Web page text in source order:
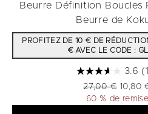
Beurre Définition Boucles
Beurre de
PROFITEZ DE 10 € DE
€ AVEC LE CODE :
3.6
Prix de vente :
27,00 € Prix
10,80
60 % de remise